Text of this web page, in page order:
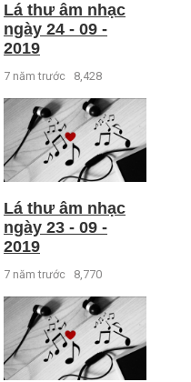
Lá thư âm nhạc
ngày 24 - 09 -
2019
7 năm trước 8,428
Lá thư âm nhạc
ngày 23 - 09 -
2019
7 năm trước 8,770